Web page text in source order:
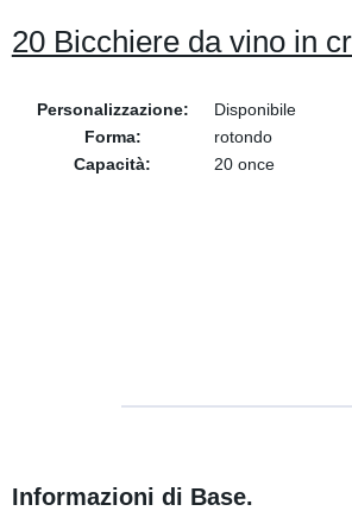
20 Bicchiere da vino in
Personalizzazione:
Disponibile
Forma:
rotondo
Capacità:
20 once
Informazioni di Base.